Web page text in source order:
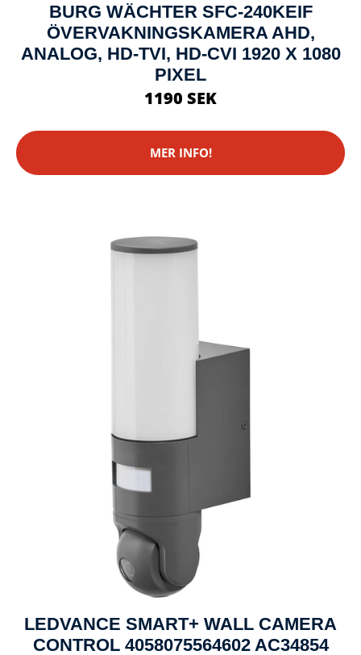
BURG WÄCHTER SFC-240KEIF
ÖVERVAKNINGSKAMERA AHD,
ANALOG, HD-TVI, HD-CVI 1920 X 1080
PIXEL
1190 SEK
MER INFO!
LEDVANCE SMART+ WALL CAMERA
CONTROL 4058075564602 AC34854